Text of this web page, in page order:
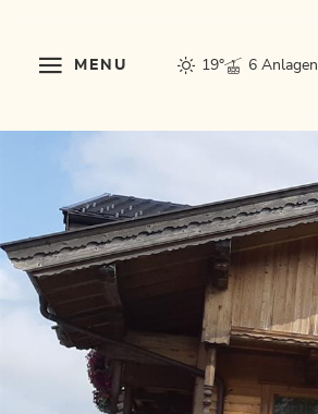
MENU 19° 6 Anlagen